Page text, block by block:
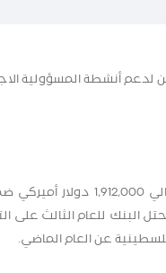
ليحتل البنك للعام
عن العام الماضي.